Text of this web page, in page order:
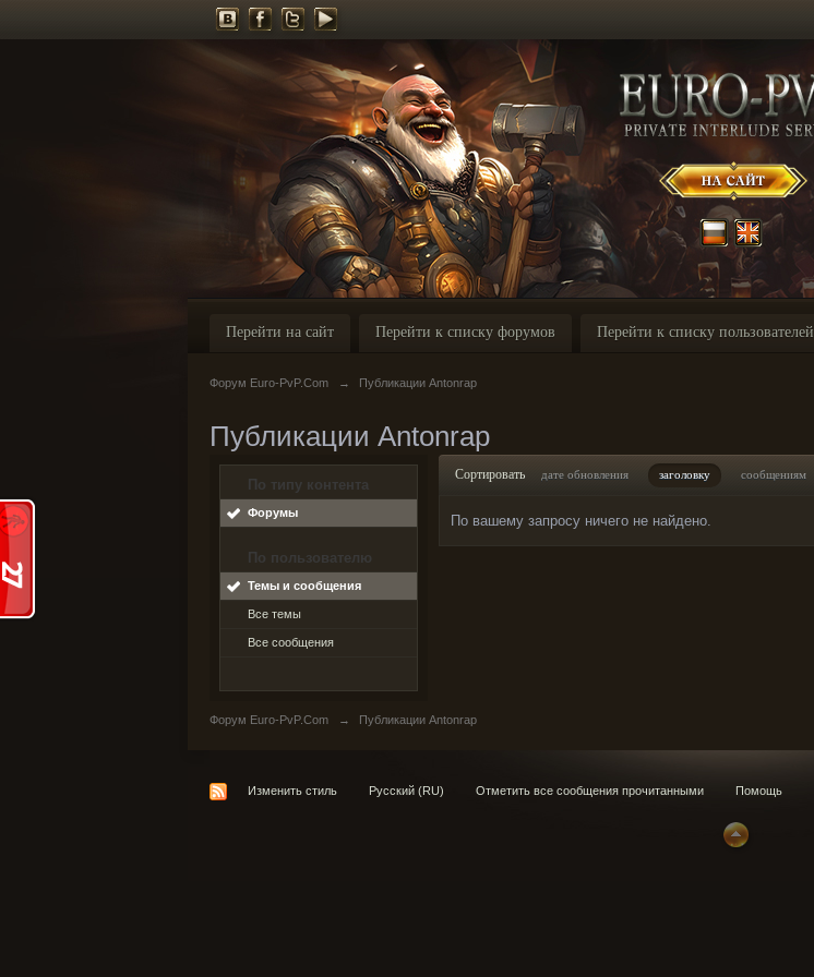
Перейти на сайт Перейти к списку форумов Перейти к списку пользователей
Форум Euro-PvP.Com → Публикации Antonrap
Публикации Antonrap
По типу контента
Форумы
По пользователю
Темы и сообщения
Все темы
Все сообщения
Сортировать дате обновления заголовку сообщениям
По вашему запросу ничего не найдено.
Форум Euro-PvP.Com → Публикации Antonrap
Изменить стиль Русский (RU) Отметить все сообщения прочитанными Помощь